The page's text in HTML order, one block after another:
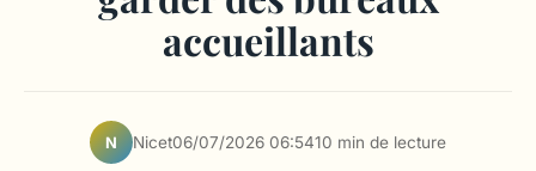
accueillants
N Nicet06/07/2026 06:5410 min de lecture